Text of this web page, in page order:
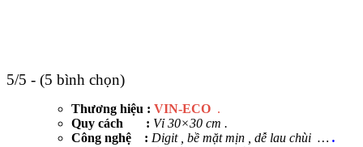
5/5 - (5 bình chọn)
Thương hiệu : VIN-ECO .
Quy cách : Vỉ 30×30 cm .
Công nghệ : Digit , bề mặt mịn , dễ lau chùi … .